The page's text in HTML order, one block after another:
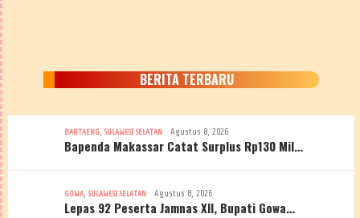
BERITA TERBARU
BANTAENG, SULAWESI SELATAN Agustus 8, 2026
Bapenda Makassar Catat Surplus Rp130 Mil…
GOWA, SULAWESI SELATAN Agustus 8, 2026
Lepas 92 Peserta Jamnas XII, Bupati Gowa…